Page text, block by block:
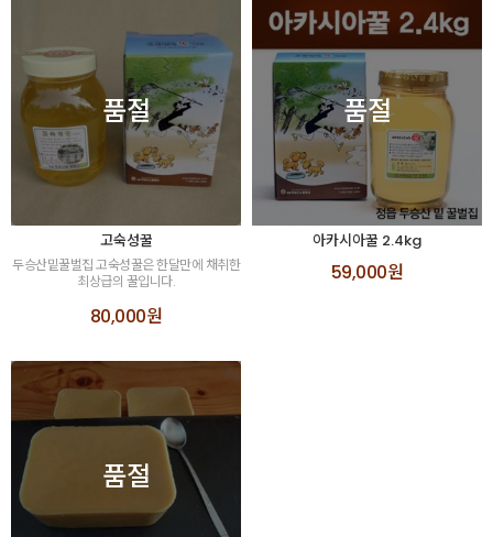
품절
고숙성꿀
두승산밑꿀벌집 고숙성꿀은 한달만에 채취한
최상급의 꿀입니다.
80,000원
품절
아카시아꿀 2.4kg
59,000원
품절